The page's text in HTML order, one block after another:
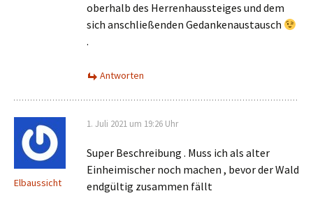
oberhalb des Herrenhaussteiges und dem
sich anschließenden Gedankenaustausch
.
Antworten
Elbaussicht
1. Juli 2021 um 19:26 Uhr
Super Beschreibung . Muss ich als alter
Einheimischer noch machen , bevor der Wald
endgültig zusammen fällt